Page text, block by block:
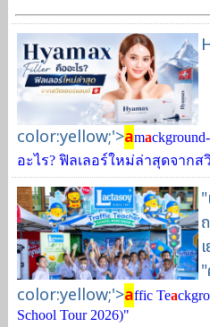
color:yellow;'>ama
อะไร? ฟิลเลอร์ใหม่ล่าสุดจากส
color:yellow;'>affic Tea
School Tour 2026)"